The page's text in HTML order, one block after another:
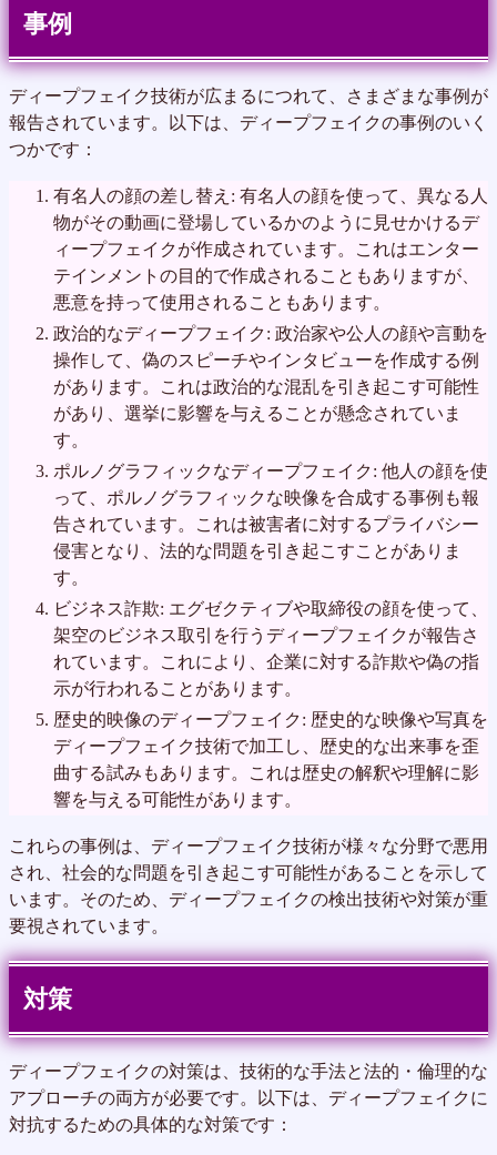
事例
ディープフェイク技術が広まるにつれて、さまざまな事例が
報告されています。以下は、ディープフェイクの事例のいく
つかです：
有名人の顔の差し替え: 有名人の顔を使って、異なる人
物がその動画に登場しているかのように見せかけるデ
ィープフェイクが作成されています。これはエンター
テインメントの目的で作成されることもありますが、
悪意を持って使用されることもあります。
政治的なディープフェイク: 政治家や公人の顔や言動を
操作して、偽のスピーチやインタビューを作成する例
があります。これは政治的な混乱を引き起こす可能性
があり、選挙に影響を与えることが懸念されていま
す。
ポルノグラフィックなディープフェイク: 他人の顔を使
って、ポルノグラフィックな映像を合成する事例も報
告されています。これは被害者に対するプライバシー
侵害となり、法的な問題を引き起こすことがありま
す。
ビジネス詐欺: エグゼクティブや取締役の顔を使って、
架空のビジネス取引を行うディープフェイクが報告さ
れています。これにより、企業に対する詐欺や偽の指
示が行われることがあります。
歴史的映像のディープフェイク: 歴史的な映像や写真を
ディープフェイク技術で加工し、歴史的な出来事を歪
曲する試みもあります。これは歴史の解釈や理解に影
響を与える可能性があります。
これらの事例は、ディープフェイク技術が様々な分野で悪用
され、社会的な問題を引き起こす可能性があることを示して
います。そのため、ディープフェイクの検出技術や対策が重
要視されています。
対策
ディープフェイクの対策は、技術的な手法と法的・倫理的な
アプローチの両方が必要です。以下は、ディープフェイクに
対抗するための具体的な対策です：